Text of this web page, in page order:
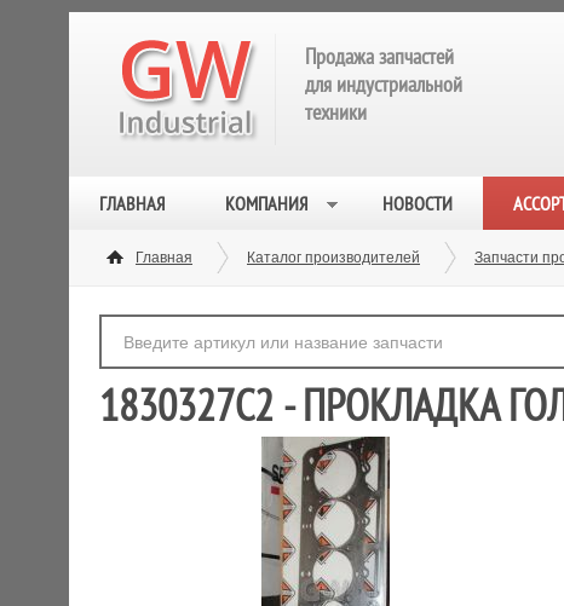
Продажа запчастей
для индустриальной
техники
ГЛАВНАЯ КОМПАНИЯ НОВОСТИ
Главная Каталог производителей Запчасти
1830327C2 - ПРОКЛАДКА